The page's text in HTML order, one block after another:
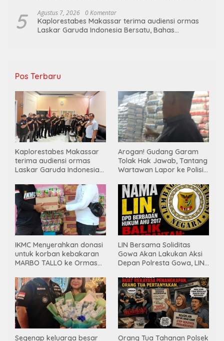
5 Agustus 7, 2026 0 Komentar
Kaplorestabes Makassar terima audiensi ormas
Laskar Garuda Indonesia Bersatu, Bahas
Pos Terbaru
Kaplorestabes Makassar
terima audiensi ormas
Laskar Garuda Indonesia
hingga kegiatan sosial.
Arogan! Gudang Garam
Tolak Hak Jawab, Tantang
Wartawan Lapor ke Polisi
IKMC Menyerahkan donasi
untuk korban kebakaran
MARBO TALLO ke Ormas
INDONESIA BERSATU
LIN Bersama Soliditas
Gowa Akan Lakukan Aksi
Depan Polresta Gowa, LIN
Ge’eran Nama
Lembaganya Di Catut
Segenap keluarga besar Orang Tua Tahanan Polsek